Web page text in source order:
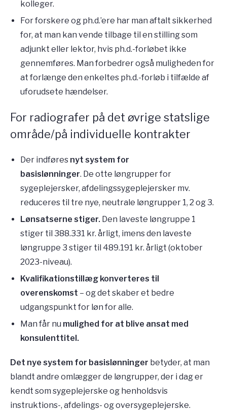
kolleger.
For forskere og ph.d.’ere har man aftalt sikkerhed
for, at man kan vende tilbage til en stilling som
adjunkt eller lektor, hvis ph.d.-forløbet ikke
gennemføres. Man forbedrer også muligheden for
at forlænge den enkeltes ph.d.-forløb i tilfælde af
uforudsete hændelser.
For radiografer på det øvrige statslige
område/på individuelle kontrakter
Der indføres nyt system for
basislønninger. De otte løngrupper for
sygeplejersker, afdelingssygeplejersker mv.
reduceres til tre nye, neutrale løngrupper 1, 2 og 3.
Lønsatserne stiger. Den laveste løngruppe 1
stiger til 388.331 kr. årligt, imens den laveste
løngruppe 3 stiger til 489.191 kr. årligt (oktober
2023-niveau).
Kvalifikationstillæg konverteres til
overenskomst – og det skaber et bedre
udgangspunkt for løn for alle.
Man får nu mulighed for at blive ansat med
konsulenttitel.
Det nye system for basislønninger betyder, at man
blandt andre omlægger de løngrupper, der i dag er
kendt som sygeplejerske og henholdsvis
instruktions-, afdelings- og oversygeplejerske.